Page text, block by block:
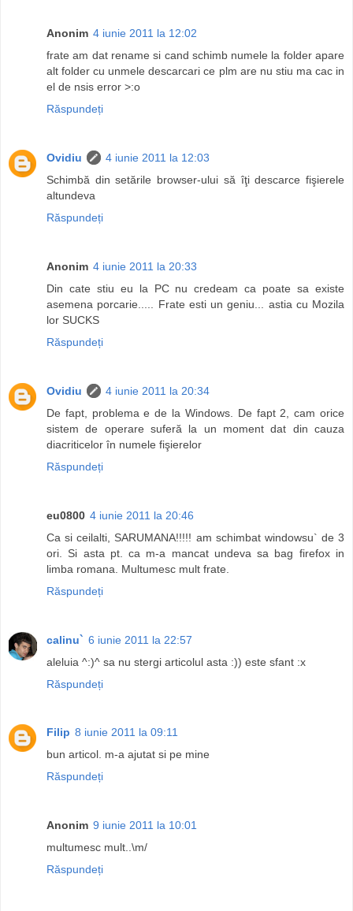
Anonim 4 iunie 2011 la 12:02
frate am dat rename si cand schimb numele la folder apare
alt folder cu unmele descarcari ce plm are nu stiu ma cac in
el de nsis error >:o
Răspundeți
Ovidiu
4 iunie 2011 la 12:03
Schimbă din setările browser-ului să îţi descarce fişierele
altundeva
Răspundeți
Anonim 4 iunie 2011 la 20:33
Din cate stiu eu la PC nu credeam ca poate sa existe
asemena porcarie..... Frate esti un geniu... astia cu Mozila
lor SUCKS
Răspundeți
Ovidiu
4 iunie 2011 la 20:34
De fapt, problema e de la Windows. De fapt 2, cam orice
sistem de operare suferă la un moment dat din cauza
diacriticelor în numele fişierelor
Răspundeți
eu0800 4 iunie 2011 la 20:46
Ca si ceilalti, SARUMANA!!!!! am schimbat windowsu` de 3
ori. Si asta pt. ca m-a mancat undeva sa bag firefox in
limba romana. Multumesc mult frate.
Răspundeți
calinu` 6 iunie 2011 la 22:57
aleluia ^:)^ sa nu stergi articolul asta :)) este sfant :x
Răspundeți
Filip 8 iunie 2011 la 09:11
bun articol. m-a ajutat si pe mine
Răspundeți
Anonim 9 iunie 2011 la 10:01
multumesc mult..\m/
Răspundeți